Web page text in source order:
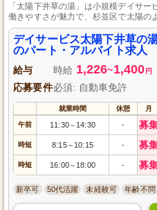
「太陽下井草の湯」は小規模デイサ
働きやすさが魅力で、杉並区で太陽の
護・介護予防通所サービスを提供、未
デイサービス太陽下井草の
のパート・アルバイト求人
給与 時給 1,226~1,400 円
応募要件必須: 自動車免許
就業時間 休憩 月
午前 11:30～ 14:30 - 募
時短 8:15～ 10:15 - 募
時短 16:00～ 18:00 - 募
新卒可 50代活躍 未経験可 年齢不問